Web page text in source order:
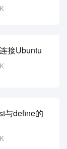
接Ubuntu
与define的